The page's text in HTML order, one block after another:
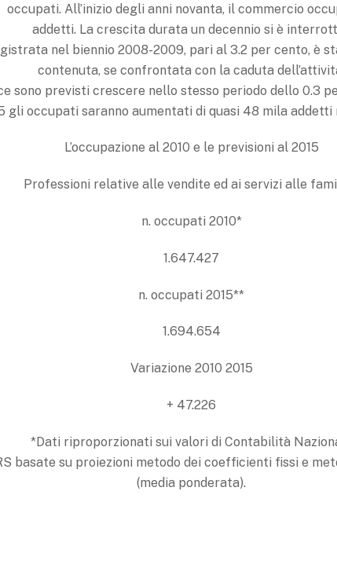
occupati. All’inizio degli anni novanta, il commercio
addetti. La crescita durata un decennio si è
nel biennio 2008-2009, pari al 3.2 per cento, è
contenuta, se confrontata con la caduta
sono previsti crescere nello stesso periodo dello 0.3
gli occupati saranno aumentati di quasi 48 mila addetti
L’occupazione al 2010 e le previsioni al 2015
Professioni relative alle vendite ed ai servizi alle
n. occupati 2010*
1.647.427
n. occupati 2015**
1.694.654
Variazione 2010 2015
+ 47.226
*Dati riproporzionati sui valori di Contabilità
basate su proiezioni metodo dei coefficienti fissi e
(media ponderata).